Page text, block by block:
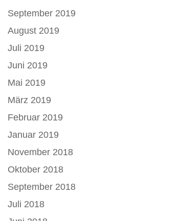
September 2019
August 2019
Juli 2019
Juni 2019
Mai 2019
März 2019
Februar 2019
Januar 2019
November 2018
Oktober 2018
September 2018
Juli 2018